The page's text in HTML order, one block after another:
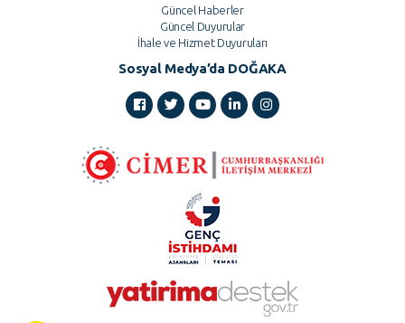
Güncel Haberler
Güncel Duyurular
İhale ve Hizmet Duyuruları
Sosyal Medya’da DOĞAKA